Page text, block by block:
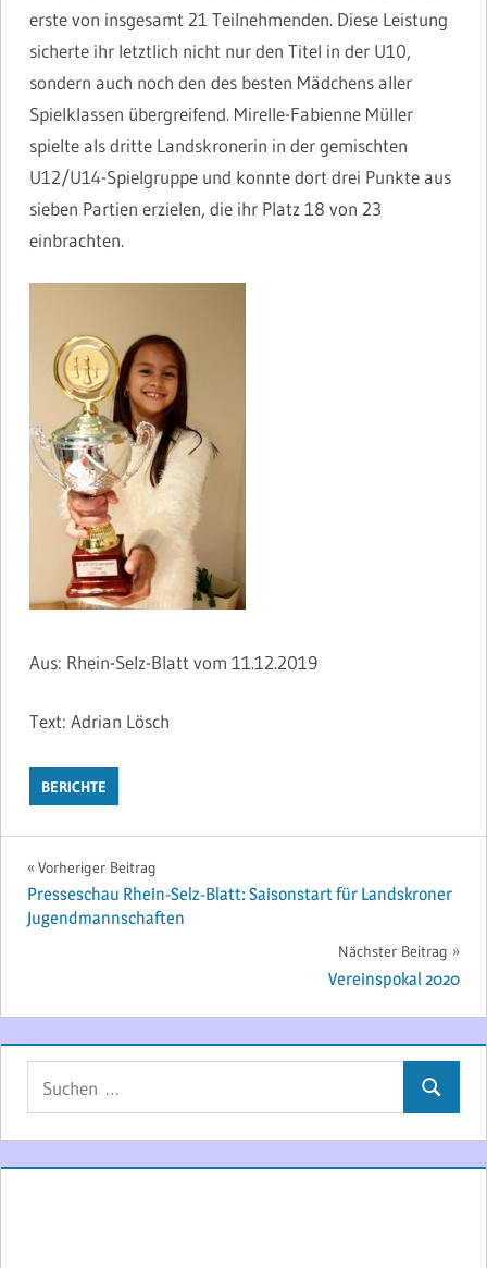
erste von insgesamt 21 Teilnehmenden. Diese Leistung
sicherte ihr letztlich nicht nur den Titel in der U10,
sondern auch noch den des besten Mädchens aller
Spielklassen übergreifend. Mirelle-Fabienne Müller
spielte als dritte Landskronerin in der gemischten
U12/U14-Spielgruppe und konnte dort drei Punkte aus
sieben Partien erzielen, die ihr Platz 18 von 23
einbrachten.
Aus: Rhein-Selz-Blatt vom 11.12.2019
Text: Adrian Lösch
BERICHTE
Beitragsnavigation
Vorheriger Beitrag
Presseschau Rhein-Selz-Blatt: Saisonstart für Landskroner
Jugendmannschaften
Nächster Beitrag
Vereinspokal 2020
Suchen